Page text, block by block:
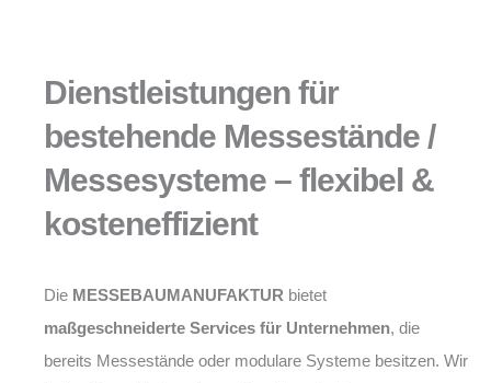
Dienstleistungen für
bestehende Messestände /
Messesysteme – flexibel &
kosteneffizient
Die MESSEBAUMANUFAKTUR bietet
maßgeschneiderte Services für Unternehmen, die
bereits Messestände oder modulare Systeme besitzen. Wir